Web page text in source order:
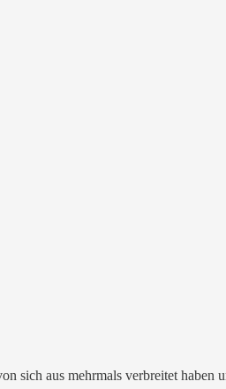
aus mehrmals verbreitet haben